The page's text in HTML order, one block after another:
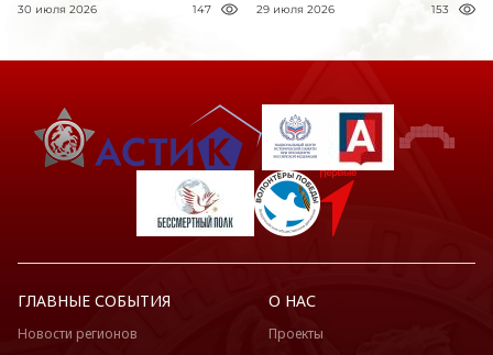
30 июля 2026 147 29 июля 2026 153
ГЛАВНЫЕ СОБЫТИЯ
Новости регионов
О НАС
Проекты